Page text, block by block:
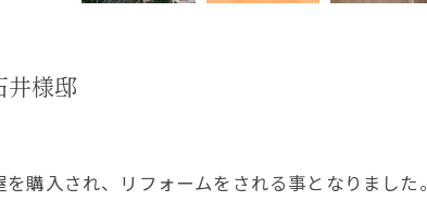
井様邸
購入され、リフォームをされる事となりました。